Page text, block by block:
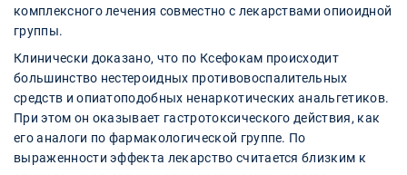
комплексного лечения совместно с лекарствами опиоидной
группы.
Клинически доказано, что по Ксефокам происходит
большинство нестероидных противовоспалительных
средств и опиатоподобных ненаркотических анальгетиков.
При этом он оказывает гастротоксического действия, как
его аналоги по фармакологической группе. По
выраженности эффекта лекарство считается близким к